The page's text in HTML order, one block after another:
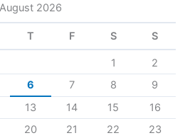
August 2026
T F S S
1
2
6 7 8
9
13 14 15
16
20 21 22
23